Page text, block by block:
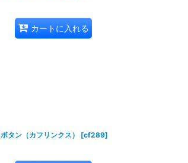
カートに入れる
タン（カフリンクス） [cf289]